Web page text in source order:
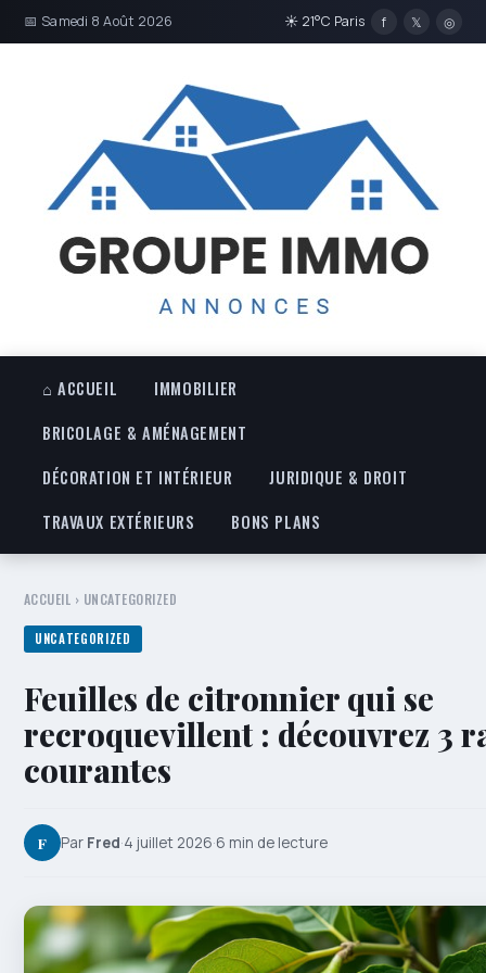
📅 Samedi 8 Août 2026 ☀ 21°C Paris f 𝕏 ◎
⌂ ACCUEIL
IMMOBILIER
BRICOLAGE & AMÉNAGEMENT
DÉCORATION ET INTÉRIEUR
JURIDIQUE & DROIT
TRAVAUX EXTÉRIEURS
BONS PLANS
ACCUEIL › UNCATEGORIZED
UNCATEGORIZED
Feuilles de citronnier qui se
recroquevillent : découvrez 3
courantes
F Par Fred·4 juillet 2026·6 min de lecture